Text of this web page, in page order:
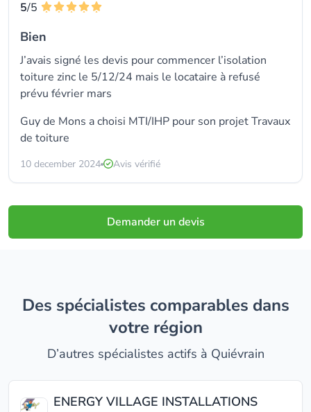
5/5
Bien
J’avais signé les devis pour commencer l’isolation
toiture zinc le 5/12/24 mais le locataire à refusé
prévu février mars
Guy de Mons a choisi MTI/IHP pour son projet Travaux
de toiture
10 december 2024 Avis vérifié
Demander un devis
Des spécialistes comparables dans
votre région
D’autres spécialistes actifs à Quiévrain
ENERGY VILLAGE INSTALLATIONS